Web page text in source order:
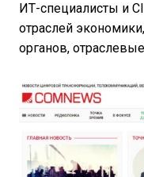
ИТ-специалисты и
отраслей
органов,